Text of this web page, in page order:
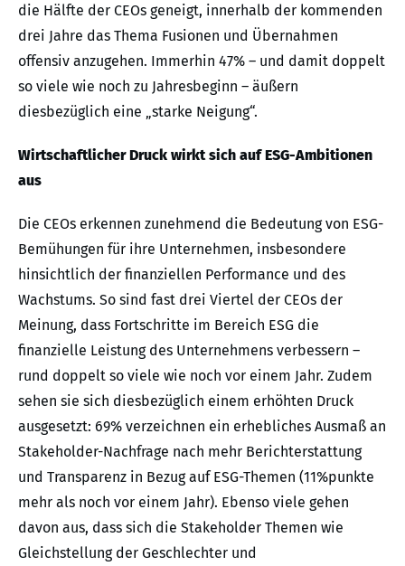
die Hälfte der CEOs geneigt, innerhalb der kommenden
drei Jahre das Thema Fusionen und Übernahmen
offensiv anzugehen. Immerhin 47% – und damit doppelt
so viele wie noch zu Jahresbeginn – äußern
diesbezüglich eine „starke Neigung“.
Wirtschaftlicher Druck wirkt sich auf ESG-Ambitionen
aus
Die CEOs erkennen zunehmend die Bedeutung von ESG-
Bemühungen für ihre Unternehmen, insbesondere
hinsichtlich der finanziellen Performance und des
Wachstums. So sind fast drei Viertel der CEOs der
Meinung, dass Fortschritte im Bereich ESG die
finanzielle Leistung des Unternehmens verbessern –
rund doppelt so viele wie noch vor einem Jahr. Zudem
sehen sie sich diesbezüglich einem erhöhten Druck
ausgesetzt: 69% verzeichnen ein erhebliches Ausmaß an
Stakeholder-Nachfrage nach mehr Berichterstattung
und Transparenz in Bezug auf ESG-Themen (11%punkte
mehr als noch vor einem Jahr). Ebenso viele gehen
davon aus, dass sich die Stakeholder Themen wie
Gleichstellung der Geschlechter und